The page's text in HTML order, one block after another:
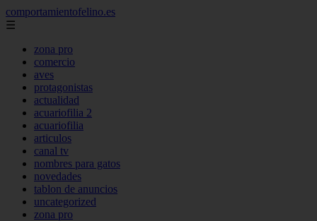
comportamientofelino.es
☰
zona pro
comercio
aves
protagonistas
actualidad
acuariofilia 2
acuariofilia
articulos
canal tv
nombres para gatos
novedades
tablon de anuncios
uncategorized
zona pro